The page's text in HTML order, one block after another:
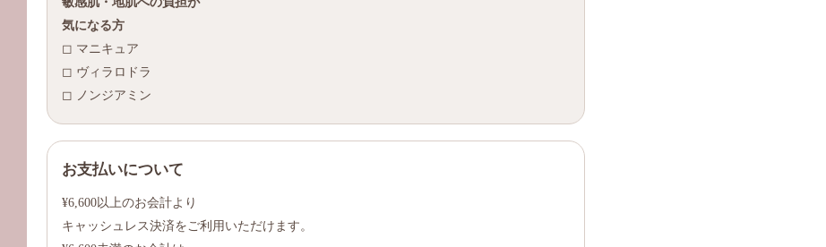
気になる方
◻︎ マニキュア
◻︎ ヴィラロドラ
◻︎ ノンジアミン
お支払いについて
¥6,600以上のお会計より
キャッシュレス決済をご利用いただけます。